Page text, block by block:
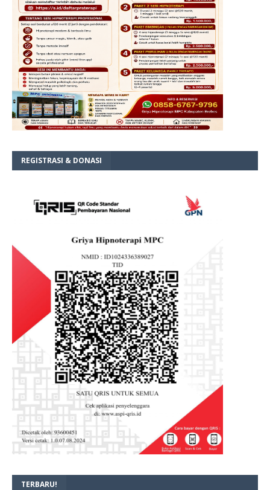
REGISTRASI & DONASI
TERBARU!